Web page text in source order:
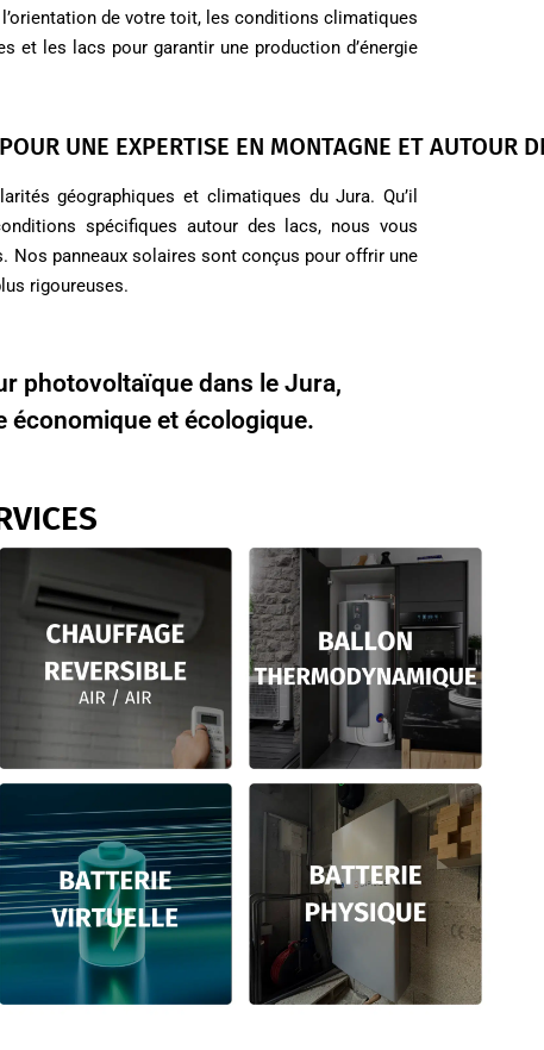
de votre toit, les conditions climatiques
et les lacs pour garantir une production d’énergie
UNE EXPERTISE EN MONTAGNE ET AUTOUR
géographiques et climatiques du Jura. Qu’il
spécifiques autour des lacs, nous vous
Nos panneaux solaires sont conçus pour offrir une
rigoureuses.
photovoltaïque dans le Jura,
économique et écologique.